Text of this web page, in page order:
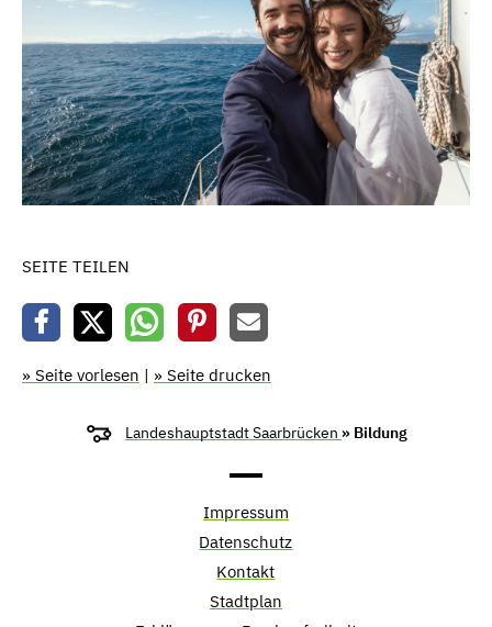
SEITE TEILEN
» Seite vorlesen | » Seite drucken
Landeshauptstadt Saarbrücken » Bildung
Impressum
Datenschutz
Kontakt
Stadtplan